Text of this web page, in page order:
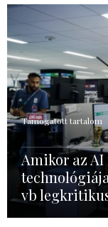
Támogatott tartalom
Amikor az
vb